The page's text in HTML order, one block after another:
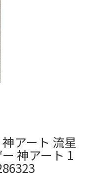
アート 流星
神アート 1